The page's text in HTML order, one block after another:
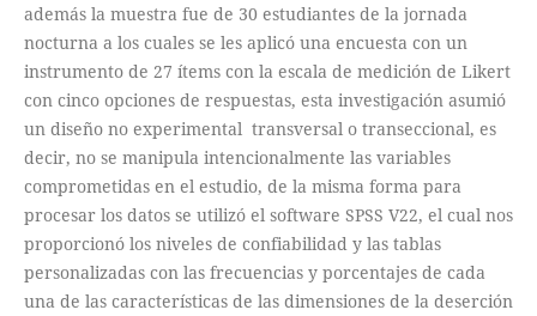
además la muestra fue de 30 estudiantes de la jornada
nocturna a los cuales se les aplicó una encuesta con un
instrumento de 27 ítems con la escala de medición de Likert
con cinco opciones de respuestas, esta investigación asumió
un diseño no experimental transversal o transeccional, es
decir, no se manipula intencionalmente las variables
comprometidas en el estudio, de la misma forma para
procesar los datos se utilizó el software SPSS V22, el cual nos
proporcionó los niveles de confiabilidad y las tablas
personalizadas con las frecuencias y porcentajes de cada
una de las características de las dimensiones de la deserción